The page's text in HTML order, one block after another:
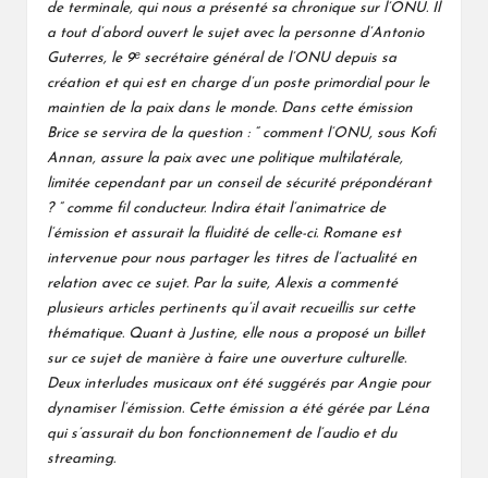
de terminale, qui nous a présenté sa chronique sur l’ONU. Il
a tout d’abord ouvert le sujet avec la personne d’Antonio
Guterres, le 9ᵉ secrétaire général de l’ONU depuis sa
création et qui est en charge d’un poste primordial pour le
maintien de la paix dans le monde. Dans cette émission
Brice se servira de la question : “ comment l’ONU, sous Kofi
Annan, assure la paix avec une politique multilatérale,
limitée cependant par un conseil de sécurité prépondérant
? ” comme fil conducteur. Indira était l’animatrice de
l’émission et assurait la fluidité de celle-ci. Romane est
intervenue pour nous partager les titres de l’actualité en
relation avec ce sujet. Par la suite, Alexis a commenté
plusieurs articles pertinents qu’il avait recueillis sur cette
thématique. Quant à Justine, elle nous a proposé un billet
sur ce sujet de manière à faire une ouverture culturelle.
Deux interludes musicaux ont été suggérés par Angie pour
dynamiser l’émission. Cette émission a été gérée par Léna
qui s’assurait du bon fonctionnement de l’audio et du
streaming.